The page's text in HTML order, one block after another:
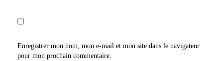
Enregistrer mon nom, mon e-mail et mon site dans le navigateur
pour mon prochain commentaire.